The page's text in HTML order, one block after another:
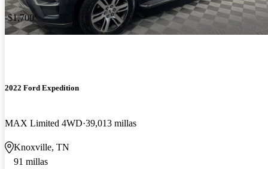
-$1,700
2022 Ford Expedition
MAX Limited 4WD 39,013 millas
Knoxville, TN
91 millas